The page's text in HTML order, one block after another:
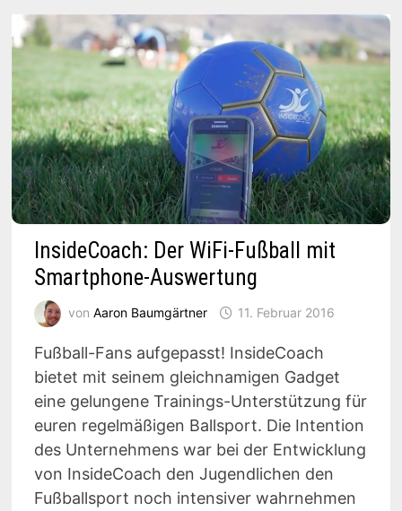
InsideCoach: Der WiFi-Fußball mit
Smartphone-Auswertung
von Aaron Baumgärtner 11. Februar 2016
Fußball-Fans aufgepasst! InsideCoach
bietet mit seinem gleichnamigen Gadget
eine gelungene Trainings-Unterstützung für
euren regelmäßigen Ballsport. Die Intention
des Unternehmens war bei der Entwicklung
von InsideCoach den Jugendlichen den
Fußballsport noch intensiver wahrnehmen